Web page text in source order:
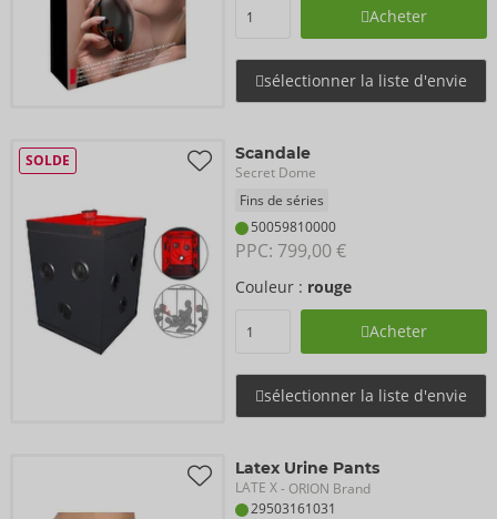
Acheter
sélectionner la liste d'envie
SOLDE Scandale
Secret Dome
Fins de séries
50059810000
PPC: 799,00 €
Couleur : rouge
Acheter
sélectionner la liste d'envie
Latex Urine Pants
LATE X- ORION Brand
29503161031